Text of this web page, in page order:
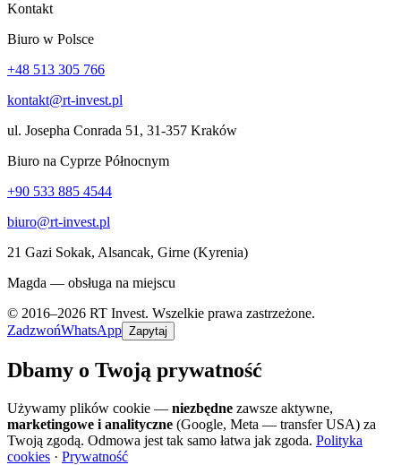
Kontakt
Biuro w Polsce
+48 513 305 766
kontakt@rt-invest.pl
ul. Josepha Conrada 51, 31-357 Kraków
Biuro na Cyprze Północnym
+90 533 885 4544
biuro@rt-invest.pl
21 Gazi Sokak, Alsancak, Girne (Kyrenia)
Magda — obsługa na miejscu
© 2016–2026 RT Invest. Wszelkie prawa zastrzeżone.
ZadzwońWhatsApp Zapytaj
Dbamy o Twoją prywatność
Używamy plików cookie — niezbędne zawsze aktywne,
marketingowe i analityczne (Google, Meta — transfer USA) za
Twoją zgodą. Odmowa jest tak samo łatwa jak zgoda. Polityka
cookies · Prywatność